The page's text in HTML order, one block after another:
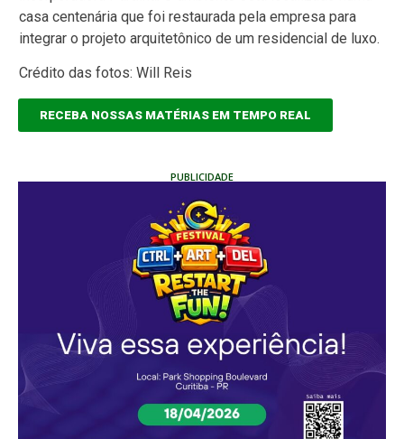
casa centenária que foi restaurada pela empresa para
integrar o projeto arquitetônico de um residencial de luxo.
Crédito das fotos: Will Reis
RECEBA NOSSAS MATÉRIAS EM TEMPO REAL
PUBLICIDADE